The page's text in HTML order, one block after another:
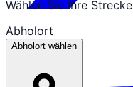
Wählen Sie Ihre Strecke
Abholort
Abholort wählen